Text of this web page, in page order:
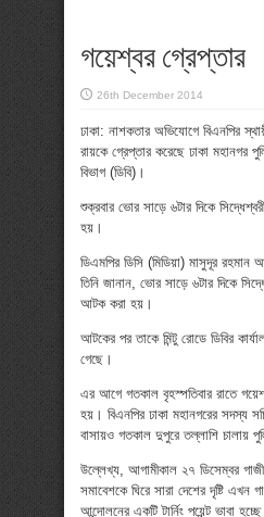
গয়েশ্বর গ্রেপ্তার
26th December 2014
ঢাকা: নাশকতার অভিযোগে বিএনপির
রায়কে গ্রেপ্তার করেছে ঢাকা মহানগর
বিভাগ (ডিবি)।
শুক্রবার ভোর সাড়ে ৬টার দিকে
হয়।
ডিএমপির ডিসি (মিডিয়া) মাসুদূর রহমান
তিনি জানান, ভোর সাড়ে ৬টার দিকে
আটক করা হয়।
আটকের পর তাকে মিন্টু রোডে ডিবির
গেছে।
এর আগে গতকাল বৃহস্পতিবার রাতে
হয়। বিএনপির ঢাকা মহানগরের সদস্য
বাসায়ও গতকাল দুপুরে তল্লাশি চালায়
উল্লেখ্য, আগামীকাল ২৭ ডিসেম্বর
সমাবেশকে ঘিরে সারা দেশের দৃষ্টি এখন
আন্দোলনের একটি টার্নিং পয়েন্ট ভাবা